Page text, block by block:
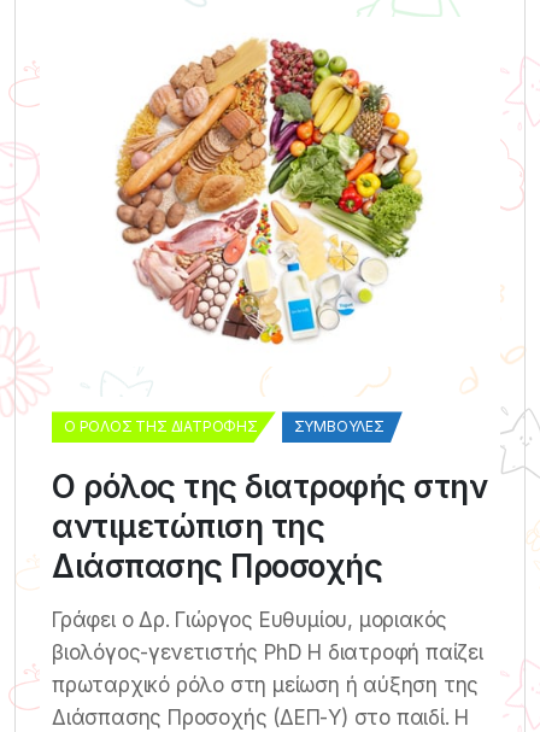
Ο ΡΌΛΟΣ ΤΗΣ ΔΙΑΤΡΟΦΉΣ ΣΥΜΒΟΥΛΈΣ
Ο ρόλος της διατροφής στην
αντιμετώπιση της
Διάσπασης Προσοχής
Γράφει ο Δρ. Γιώργος Ευθυμίου, μοριακός
βιολόγος-γενετιστής PhD Η διατροφή παίζει
πρωταρχικό ρόλο στη μείωση ή αύξηση της
Διάσπασης Προσοχής (ΔΕΠ-Υ) στο παιδί. Η